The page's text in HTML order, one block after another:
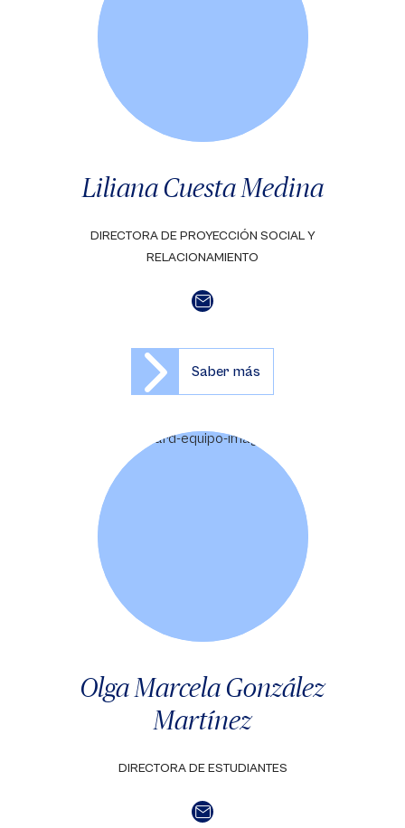
Liliana Cuesta Medina
DIRECTORA DE PROYECCIÓN SOCIAL Y
RELACIONAMIENTO
Saber más
Olga Marcela González
Martínez
DIRECTORA DE ESTUDIANTES